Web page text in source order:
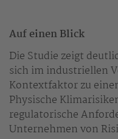
Auf einen Blick
Die Studie zeigt
sich im industriellen
Kontextfaktor zu
Physische
regulatorische
Unternehmen von